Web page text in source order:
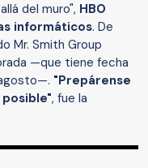
del muro", HBO
informáticos. De
Mr. Smith Group
—que tiene fecha
"Prepárense
, fue la